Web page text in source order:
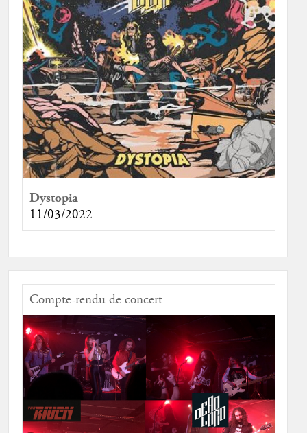
Dystopia
11/03/2022
Compte-rendu de concert